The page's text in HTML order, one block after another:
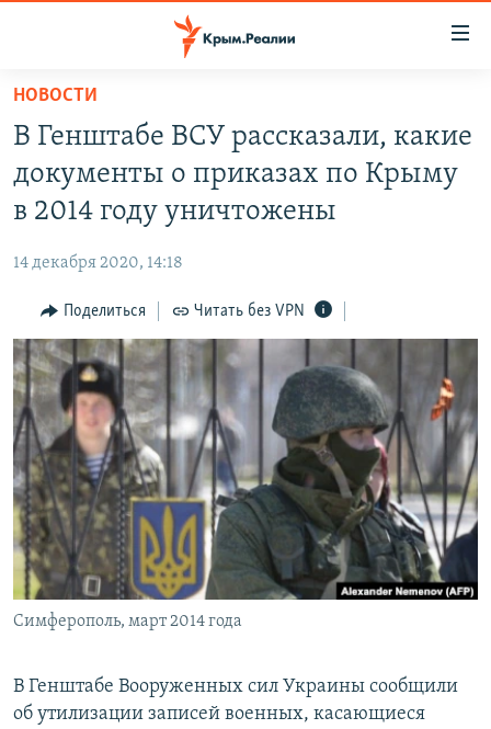
Вернуться
основному
содержанию
Вернутся
главной
навигации
Вернутся
поиску
11 ЛЕТ ОККУПАЦИИ КРЫМА. 11 ИСТОРИЙ СОПРОТИВЛЕНИЯ
ВОДА
ЕЩЕ
ИНТЕРАКТИВ
ИНФОГРАФИКА
ТЕЛЕПРОЕКТ КРЫМ.РЕАЛИИ
СОВЕТЫ ПРАВОЗАЩИТНИКОВ
ПРОПАВШИЕ БЕЗ ВЕСТИ
ПОБЕДИТЕЛЕЙ НЕ СУДЯТ?
КРЫМ.НЕПОКОРЕННЫЙ
ELIFBE
УКРАИНСКАЯ ПРОБЛЕМА КРЫМА
РАДІО СВОБОДА
КАК ОБОЙТИ БЛОКИРОВКУ
Українською
Qırımtatar
ПРИСОЕДИНЯЙТЕСЬ!
НОВОСТИ
В Генштабе ВСУ рассказали, какие
документы о приказах по Крыму
в 2014 году уничтожены
14 декабря 2020, 14:18
Поделиться Читать без VPN
Симферополь, март 2014 года
В Генштабе Вооруженных сил Украины сообщили
об утилизации записей военных, касающиеся